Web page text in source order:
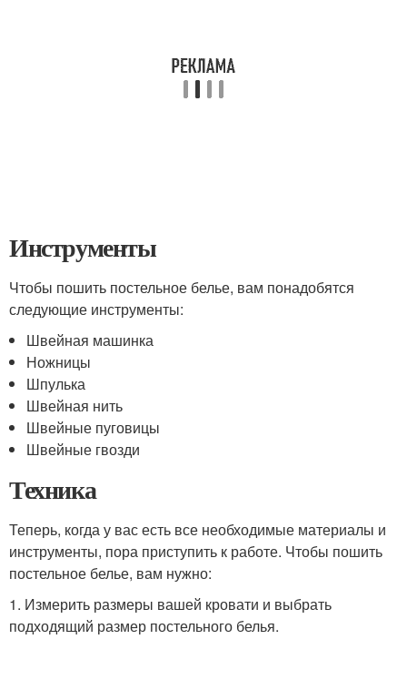
Инструменты
Чтобы пошить постельное белье, вам понадобятся
следующие инструменты:
Швейная машинка
Ножницы
Шпулька
Швейная нить
Швейные пуговицы
Швейные гвозди
Техника
Теперь, когда у вас есть все необходимые материалы и
инструменты, пора приступить к работе. Чтобы пошить
постельное белье, вам нужно:
1. Измерить размеры вашей кровати и выбрать
подходящий размер постельного белья.